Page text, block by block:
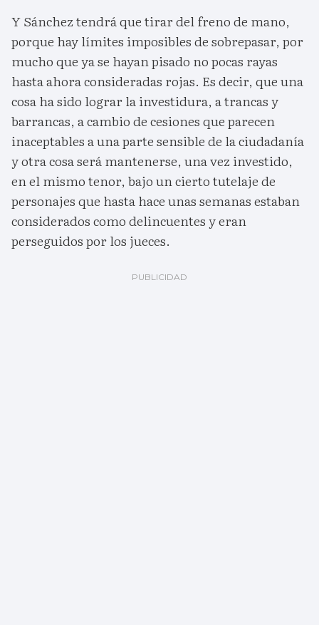
Y Sánchez tendrá que tirar del freno de mano,
porque hay límites imposibles de sobrepasar, por
mucho que ya se hayan pisado no pocas rayas
hasta ahora consideradas rojas. Es decir, que una
cosa ha sido lograr la investidura, a trancas y
barrancas, a cambio de cesiones que parecen
inaceptables a una parte sensible de la ciudadanía
y otra cosa será mantenerse, una vez investido,
en el mismo tenor, bajo un cierto tutelaje de
personajes que hasta hace unas semanas estaban
considerados como delincuentes y eran
perseguidos por los jueces.